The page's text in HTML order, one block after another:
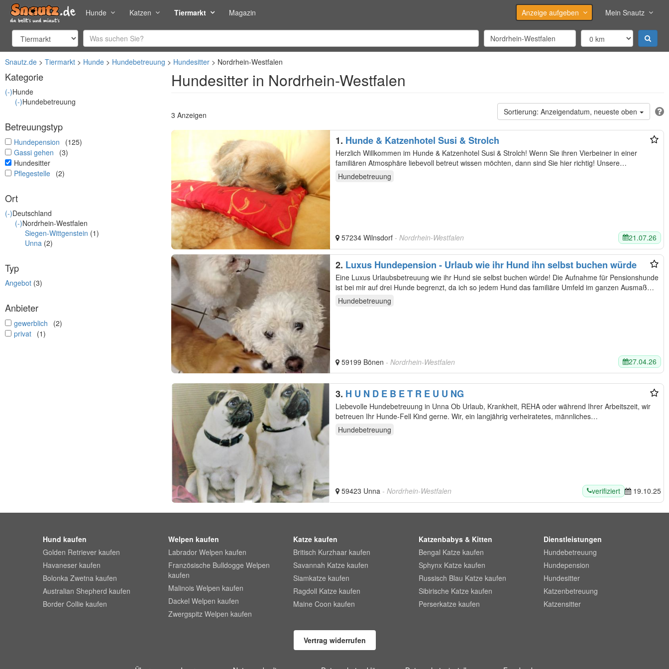
Hunde Katzen Tiermarkt Magazin Anzeige aufgeben Mein Snautz
Snautz.de Tiermarkt Hunde Hundebetreuung Hundesitter Nordrhein-Westfalen
Kategorie
(-)Hunde
(-)Hundebetreuung
Betreuungstyp
undefined
Hundepension
(125)
undefined
Gassi gehen
(3)
undefined
Hundesitter
undefined
Pflegestelle (2)
Ort
(-)Deutschland
(-)Nordrhein-Westfalen
Siegen-Wittgenstein (1)
Unna (2)
Typ
Angebot (3)
Anbieter
undefined
gewerblich
(2)
undefined
privat (1)
Hundesitter in Nordrhein-Westfalen
Anzeigendatum, neueste oben
3 Anzeigen
1. Hunde & Katzenhotel Susi & Strolch
Herzlich Willkommen im Hunde & Katzenhotel Susi & Strolch! Wenn Sie ihren Vierbeiner in einer
familiären Atmosphäre liebevoll betreut wissen möchten, dann sind Sie hier richtig! Unsere…
Hundebetreuung
57234 Wilnsdorf - Nordrhein-Westfalen 21.07.26
2. Luxus Hundepension - Urlaub wie ihr Hund ihn selbst buchen würde
Eine Luxus Urlaubsbetreuung wie ihr Hund sie selbst buchen würde! Die Aufnahme für Pensionshunde
ist bei mir auf drei Hunde begrenzt, da ich so jedem Hund das familiäre Umfeld im ganzen Ausmaß…
Hundebetreuung
59199 Bönen - Nordrhein-Westfalen 27.04.26
3. H U N D E B E T R E U U NG
Liebevolle Hundebetreuung in Unna Ob Urlaub, Krankheit, REHA oder während Ihrer Arbeitszeit, wir
betreuen Ihr Hunde-Fell Kind gerne. Wir, ein langjährig verheiratetes, männliches…
Hundebetreuung
59423 Unna - Nordrhein-Westfalen verifiziert 19.10.25
Hund kaufen
Golden Retriever kaufen
Havaneser kaufen
Bolonka Zwetna kaufen
Australian Shepherd kaufen
Border Collie kaufen
Welpen kaufen
Labrador Welpen kaufen
Französische Bulldogge Welpen
kaufen
Malinois Welpen kaufen
Dackel Welpen kaufen
Zwergspitz Welpen kaufen
Katze kaufen
Britisch Kurzhaar kaufen
Savannah Katze kaufen
Siamkatze kaufen
Ragdoll Katze kaufen
Maine Coon kaufen
Katzenbabys & Kitten
Bengal Katze kaufen
Sphynx Katze kaufen
Russisch Blau Katze kaufen
Sibirische Katze kaufen
Perserkatze kaufen
Dienstleistungen
Hundebetreuung
Hundepension
Hundesitter
Katzenbetreuung
Katzensitter
Vertrag widerrufen